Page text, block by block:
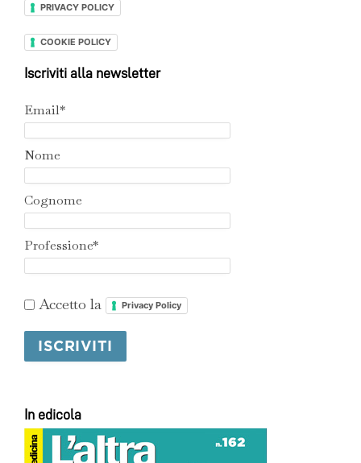
PRIVACY POLICY
COOKIE POLICY
Iscriviti alla newsletter
Email*
Nome
Cognome
Professione*
Accetto la Privacy Policy
In edicola